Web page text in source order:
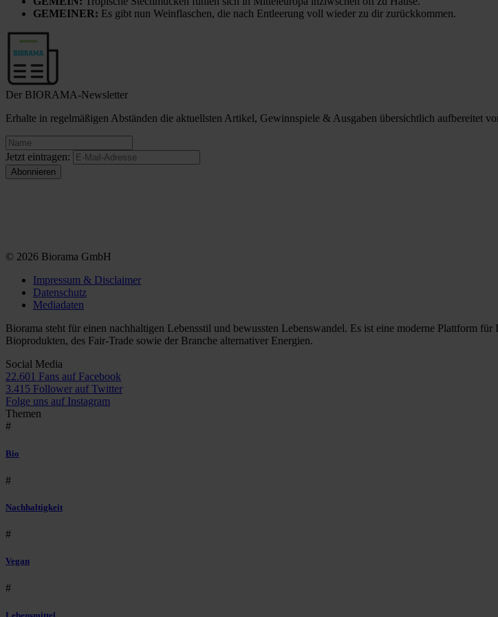
GEMEINER: Es gibt nun Weinflaschen, die nach Entleerung voll wieder zu dir zurückkommen.
Der BIORAMA-Newsletter
Erhalte in regelmäßigen Abständen die aktuellsten Artikel, Gewinnspiele & Ausgaben übersichtlich aufbereitet
Jetzt eintragen:
© 2026 Biorama GmbH
Impressum & Disclaimer
Datenschutz
Mediadaten
Biorama steht für einen nachhaltigen Lebensstil und bewussten Lebenswandel. Es ist eine moderne Plattform
Bioprodukten, des Fair-Trade sowie der Branche alternativer Energien.
Social Media
22.601 Fans auf Facebook
3.415 Follower auf Twitter
Folge uns auf Instagram
Themen
#
Bio
#
Nachhaltigkeit
#
Vegan
#